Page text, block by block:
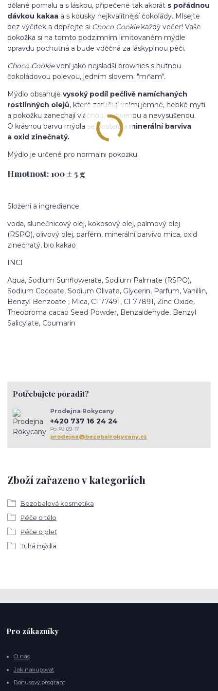
dělané pomalu a s láskou, připečené tak akorát s pořádnou
dávkou kakaa a s kousky nejkvalitnější čokolády. Mlsejte
bez výčitek a dopřejte si Choco Cookiekaždý večer! Vaše
pokožka si na tomto podzimním limitovaném mýdle
opravdu pochutná a bude vděčná za láskyplnou péči.
Choco Cookievoní jako nejsladší brownies s hutnou
čokoládovou polevou, jedním slovem: "mňam".
Mýdlo obsahuje vysoký podíl pečlivě namíchaných
rostlinných olejů, které zaručují velmi jemné, hebké mytí
a pokožku zanechají vláčnou, vyživenou a nevysušenou.
O krásnou barvu mýdla se postarala minerální barviva
a oxid zinečnatý.
Mýdlo je určené pro normální pokožku.
Hmotnost: 100 ± 5 g
Složení a ingredience
voda, slunečnicový olej, kokosový olej, palmový olej
(RSPO), olivový olej, parfém, minerální barvivo mica, oxid
zinečnatý, bio kakao
INCI
Aqua, Sodium Sunflowerate, Sodium Palmate (RSPO),
Sodium Cocoate, Sodium Olivate, Glycerin, Parfum, Vanillin,
Benzyl Benzoate , Mica, CI 77491, CI 77891, Zinc Oxide,
Theobroma cacao Seed Powder, Benzaldehyde, Benzyl
Salicylate, Coumarin
Zboží zařazeno v kategoriích
Bezobalová kosmetika
Péče o tělo
Péče o pleť
Tuhá mýdla
Potřebujete poradit?
Prodejna Rokycany
+420 737 16 24 24
Po-Pá 09-17
prodejna@bezobalrokycany.cz
Pro zákazníky
O nás
Jak nakupovat
Bonusový program